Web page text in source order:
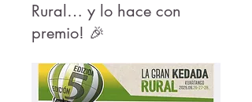
Rural… y lo hace con
premio! 🎉